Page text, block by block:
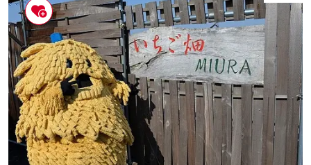
持続可能な地域づくりをすすめるために、栗原山麓ジオパ
ークに認定されました。